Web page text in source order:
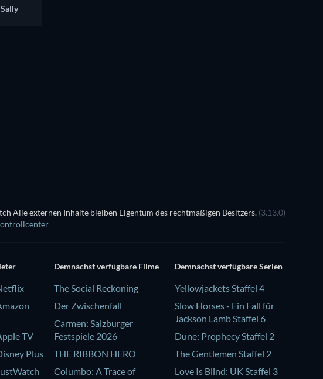
Sally
Alle externen Inhalte bleiben Eigentum des rechtmäßigen Besitzers. (3.13.0)
TV
Plus
Demnächst verfügbare Filme
The Social Reckoning
Der Zwischenfall
Carmen: Salzburger
Festspiele 2026
THE RIBBON HERO
Columbo: A Trace of
Demnächst verfügbare Serien
Yellowjackets Staffel 4
Slow Horses - Ein Fall für
Jackson Lamb Staffel 6
Dune: Prophecy Staffel 2
The Gentlemen Staffel 2
Love Is Blind: UK Staffel 3